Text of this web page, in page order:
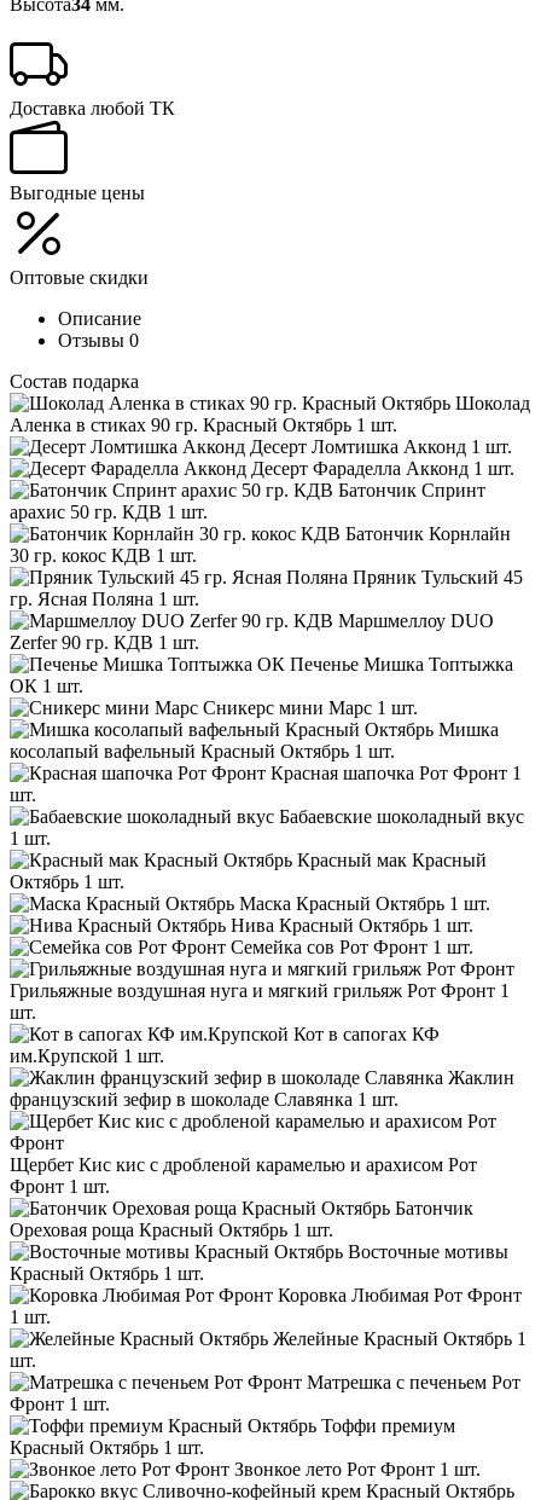
Доставка любой ТК
Выгодные цены
Оптовые скидки
Описание
Отзывы 0
Состав подарка
Шоколад
Аленка в стиках 90 гр. Красный Октябрь 1 шт.
Десерт Ломтишка Акконд 1 шт.
Десерт Фараделла Акконд 1 шт.
Батончик Спринт
арахис 50 гр. КДВ 1 шт.
Батончик Корнлайн
30 гр. кокос КДВ 1 шт.
Пряник Тульский 45
гр. Ясная Поляна 1 шт.
Маршмеллоу DUO
Zerfer 90 гр. КДВ 1 шт.
Печенье Мишка Топтыжка
ОК 1 шт.
Сникерс мини Марс 1 шт.
Мишка
косолапый вафельный Красный Октябрь 1 шт.
Красная шапочка Рот Фронт 1
шт.
Бабаевские шоколадный вкус
1 шт.
Красный мак Красный
Октябрь 1 шт.
Маска Красный Октябрь 1 шт.
Нива Красный Октябрь 1 шт.
Семейка сов Рот Фронт 1 шт.
Грильяжные воздушная нуга и мягкий грильяж Рот Фронт 1
шт.
Кот в сапогах КФ
им.Крупской 1 шт.
Жаклин
французский зефир в шоколаде Славянка 1 шт.
Щербет Кис кис с дробленой карамелью и арахисом Рот
Фронт 1 шт.
Батончик
Ореховая роща Красный Октябрь 1 шт.
Восточные мотивы
Красный Октябрь 1 шт.
Коровка Любимая Рот Фронт
1 шт.
Желейные Красный Октябрь 1
шт.
Матрешка с печеньем Рот
Фронт 1 шт.
Тоффи премиум
Красный Октябрь 1 шт.
Звонкое лето Рот Фронт 1 шт.